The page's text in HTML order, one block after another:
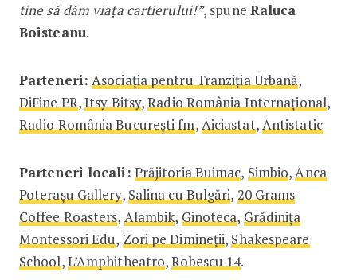
tine să dăm viața cartierului!”, spune Raluca
Boisteanu.
Parteneri: Asociația pentru Tranziția Urbană,
DiFine PR,Itsy Bitsy,Radio România Internațional,
Radio România București fm,Aiciastat,Antistatic
Parteneri locali: Prăjitoria Buimac, Simbio,Anca
Poterașu Gallery, Salina cu Bulgări, 20 Grams
Coffee Roasters, Alambik, Ginoteca, Grădinița
Montessori Edu, Zori pe Dimineții, Shakespeare
School,L’Amphitheatro,Robescu 14.